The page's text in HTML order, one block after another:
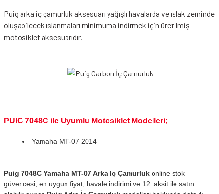
Puig arka iç çamurluk aksesuarı yağışlı havalarda ve ıslak zeminde
oluşabilecek ıslanmaları minimuma indirmek için üretilmiş
motosiklet aksesuarıdır.
PUIG 7048C ile Uyumlu Motosiklet Modelleri;
Yamaha MT-07 2014
Puig 7048C Yamaha MT-07 Arka İç Çamurluk online stok
güvencesi, en uygun fiyat, havale indirimi ve 12 taksit ile satın